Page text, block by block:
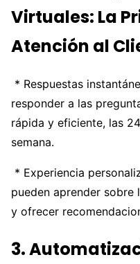
Virtuales: La
Atención al
* Respuestas
responder a las
rápida y eficiente, las
semana.
* Experiencia
pueden aprender sobre
y ofrecer
3.